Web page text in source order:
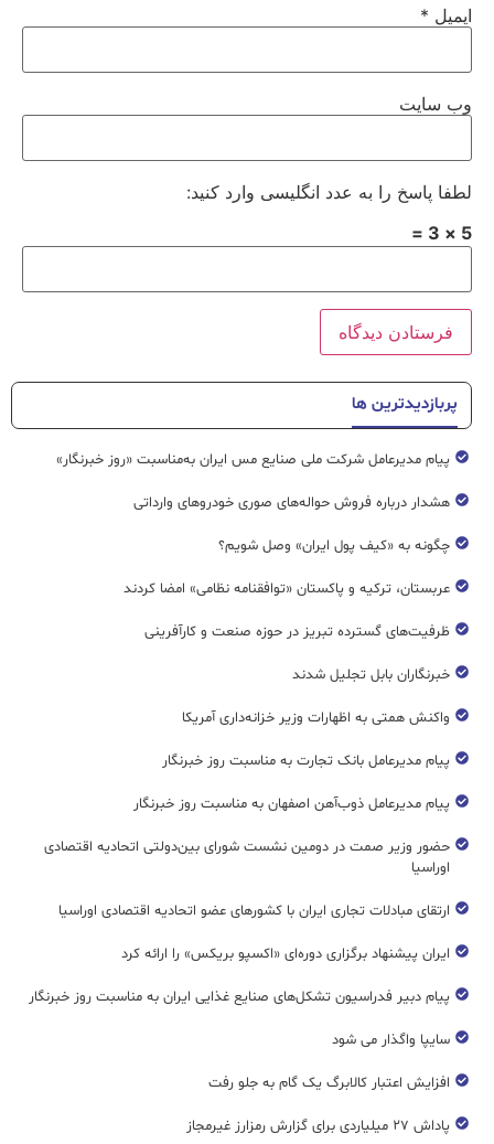
ایمیل *
وب‌ سایت
لطفا پاسخ را به عدد انگلیسی وارد کنید:
5 × 3 =
پربازدیدترین ها
پیام مدیرعامل شرکت ملی صنایع مس ایران به‌مناسبت «روز خبرنگار»
هشدار درباره فروش حواله‌های صوری خودروهای وارداتی
چگونه به «کیف پول ایران» وصل شویم؟
عربستان، ترکیه و پاکستان «توافقنامه نظامی» امضا کردند
ظرفیت‌های گسترده‌ تبریز در حوزه صنعت و کارآفرینی
خبرنگاران بابل تجلیل شدند
واکنش همتی به اظهارات وزیر خزانه‌داری آمریکا
پیام مدیرعامل بانک تجارت به مناسبت روز خبرنگار
پیام مدیرعامل ذوب‌آهن اصفهان به مناسبت روز خبرنگار
حضور وزیر صمت در دومین نشست شورای بین‌دولتی اتحادیه اقتصادی
اوراسیا
ارتقای مبادلات تجاری ایران با کشورهای عضو اتحادیه اقتصادی اوراسیا
ایران پیشنهاد برگزاری دوره‌ای «اکسپو بریکس» را ارائه کرد
پیام دبیر فدراسیون تشکل‌های صنایع غذایی ایران به مناسبت روز خبرنگار
سایپا واگذار می شود
افزایش اعتبار کالابرگ یک گام به جلو رفت
پاداش ۲۷ میلیاردی برای گزارش رمزارز غیرمجاز